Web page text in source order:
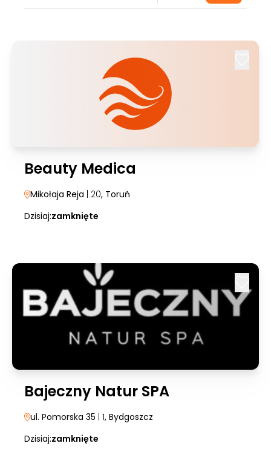
Beauty Medica
Mikołaja Reja | 20, Toruń
Dzisiaj:zamknięte
Bajeczny Natur SPA
ul. Pomorska 35 | 1, Bydgoszcz
Dzisiaj:zamknięte